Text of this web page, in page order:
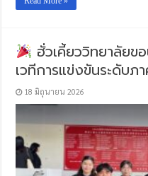
ฮั่วเคี้ยววิทยาลัยข
เวทีการแข่งขันระดับภ
18 มิถุนายน 2026